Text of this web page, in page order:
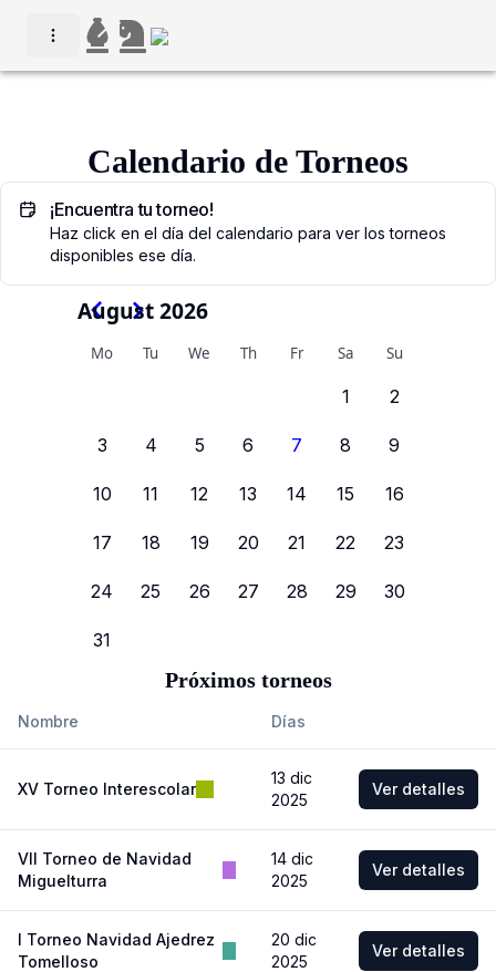
Calendario de Torneos
¡Encuentra tu torneo!
Haz click en el día del calendario para ver los torneos
disponibles ese día.
August 2026
Mo Tu We Th Fr Sa Su
1 2
3 4 5 6 7 8 9
10 11 12 13 14 15 16
17 18 19 20 21 22 23
24 25 26 27 28 29 30
31
Próximos torneos
Nombre Días
XV Torneo Interescolar
13 dic
2025
Ver detalles
VII Torneo de Navidad
Miguelturra
14 dic
2025
Ver detalles
I Torneo Navidad Ajedrez
Tomelloso
20 dic
2025
Ver detalles